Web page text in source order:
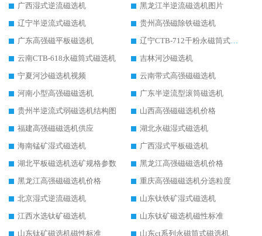
广西湿式逆流磁选机
黑龙江半逆流磁选机图片
辽宁半逆流式磁选机
贵州高强磁除铁磁选机
广东高强磁平板磁选机
辽宁CTB-712干粉永磁筒式磁选机
云南CTB-618永磁筒式磁选机
吉林河沙磁选机
宁夏河沙磁选机视频
云南带式高强磁磁选机
河南小型高强磁磁选机
广东半逆流型滚筒磁选机
贵州半逆流式弱磁选机结构图
山西高强磁磁选机价格
福建高强磁磁选机供应
湖北永磁湿式磁选机
海南锰矿湿式磁选机
广西湿式平板磁选机
湖北平板磁选机选矿规格参数
黑龙江高强磁磁选机价格
黑龙江高强磁磁选机价格
重庆高强磁磁选机分选粒度
北京湿式逆流磁选机
山东钛铁矿湿式磁选机
江西水选钛矿磁选机
山东钛矿磁选机磁性标准
山东钛矿磁选机磁性标准
山东ct系列永磁筒式磁选机